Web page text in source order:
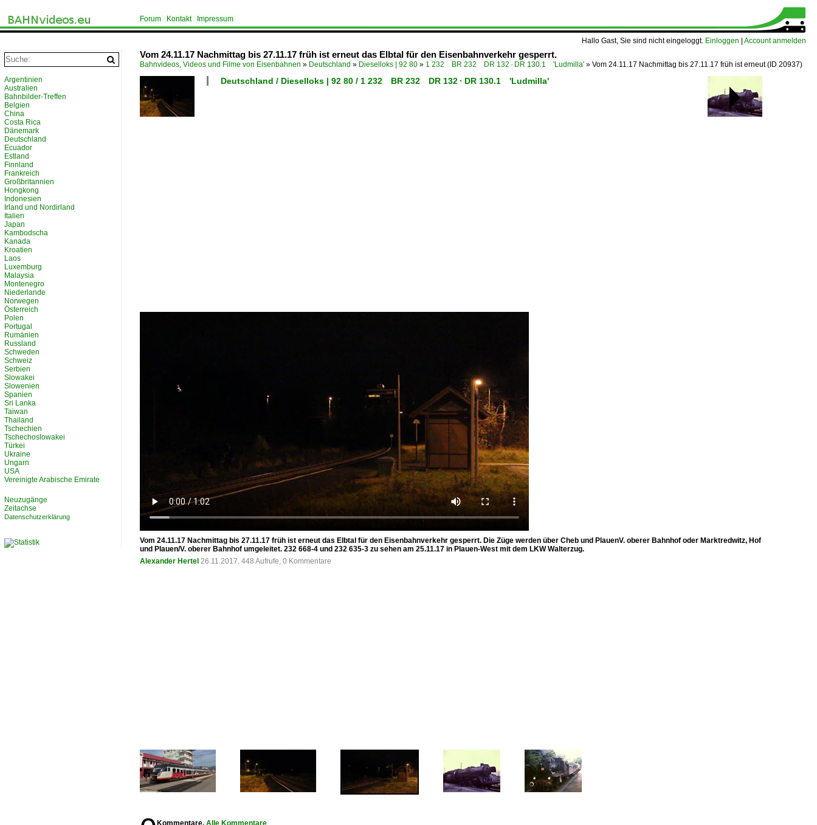
Hallo Gast, Sie sind nicht eingeloggt. Einloggen Account anmelden
Forum Kontakt Impressum
Vom 24.11.17 Nachmittag bis 27.11.17 früh ist erneut das Elbtal für den Eisenbahnverkehr gesperrt.
Bahnvideos, Videos und Filme von Eisenbahnen » Deutschland » Dieselloks | 92 80 » 1 232 BR 232 DR 132 · DR 130.1 'Ludmilla' » Vom 24.11.17 Nachmittag bis 27.11.17 früh ist erneut(ID 20937)
Deutschland / Dieselloks | 92 80 / 1 232 BR 232 DR 132 · DR 130.1 'Ludmilla'
Vom 24.11.17 Nachmittag bis 27.11.17 früh ist erneut das Elbtal für den Eisenbahnverkehr gesperrt. Die Züge werden über Cheb und PlauenV. oberer Bahnhof oder Marktredwitz, Hof
und Plauen/V. oberer Bahnhof umgeleitet. 232 668-4 und 232 635-3 zu sehen am 25.11.17 in Plauen-West mit dem LKW Walterzug.
Alexander Hertel 26.11.2017, 448 Aufrufe, 0 Kommentare
Kommentare, Alle Kommentare
Argentinien
Australien
Bahnbilder-Treffen
Belgien
China
Costa Rica
Dänemark
Deutschland
Ecuador
Estland
Finnland
Frankreich
Großbritannien
Hongkong
Indonesien
Irland und Nordirland
Italien
Japan
Kambodscha
Kanada
Kroatien
Laos
Luxemburg
Malaysia
Montenegro
Niederlande
Norwegen
Österreich
Polen
Portugal
Rumänien
Russland
Schweden
Schweiz
Serbien
Slowakei
Slowenien
Spanien
Sri Lanka
Taiwan
Thailand
Tschechien
Tschechoslowakei
Türkei
Ukraine
Ungarn
USA
Vereinigte Arabische Emirate
Neuzugänge
Zeitachse
Datenschutzerklärung